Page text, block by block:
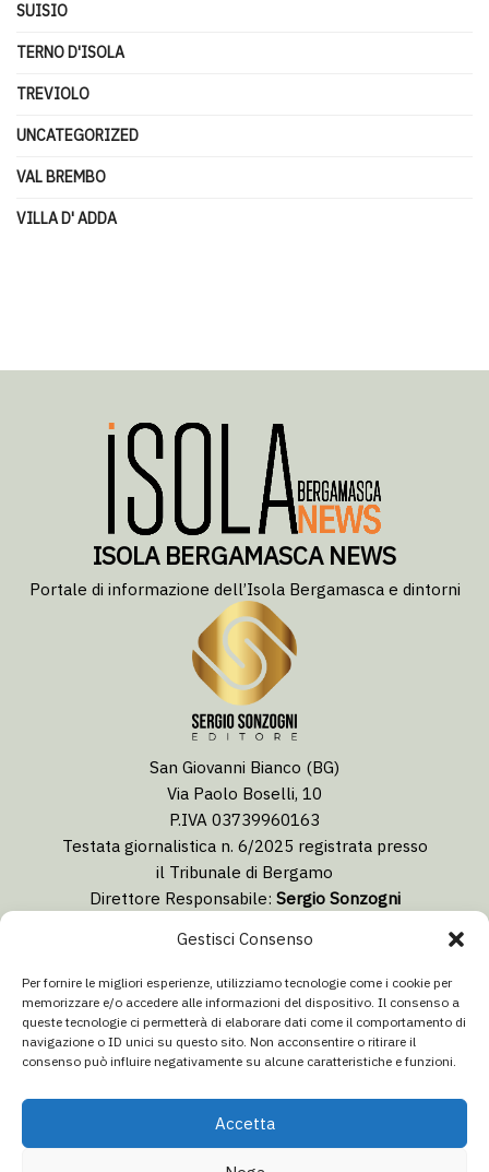
Gestisci Consenso
Per fornire le migliori esperienze, utilizziamo tecnologie come i cookie per
memorizzare e/o accedere alle informazioni del dispositivo. Il consenso a
queste tecnologie ci permetterà di elaborare dati come il comportamento di
navigazione o ID unici su questo sito. Non acconsentire o ritirare il
consenso può influire negativamente su alcune caratteristiche e funzioni.
Accetta
SUISIO
TERNO D'ISOLA
TREVIOLO
UNCATEGORIZED
VAL BREMBO
VILLA D' ADDA
ISOLA BERGAMASCA NEWS
Portale di informazione dell’Isola Bergamasca e dintorni
San Giovanni Bianco (BG)
Via Paolo Boselli, 10
P.IVA 03739960163
Testata giornalistica n. 6/2025 registrata presso
il Tribunale di Bergamo
Direttore Responsabile: Sergio Sonzogni
redazione@isolabergamascanews.it
info@italiacommunication.com
Telefono: 0345 41834